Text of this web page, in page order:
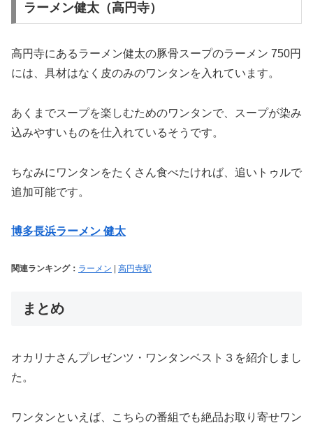
ラーメン健太（高円寺）
高円寺にあるラーメン健太の豚骨スープのラーメン 750円
には、具材はなく皮のみのワンタンを入れています。
あくまでスープを楽しむためのワンタンで、スープが染み
込みやすいものを仕入れているそうです。
ちなみにワンタンをたくさん食べたければ、追いトゥルで
追加可能です。
博多長浜ラーメン 健太
関連ランキング： ラーメン 高円寺駅
まとめ
オカリナさんプレゼンツ・ワンタンベスト３を紹介しまし
た。
ワンタンといえば、こちらの番組でも絶品お取り寄せワン